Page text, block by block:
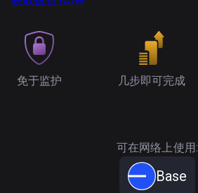
免于监护 几步即可完成
可在网络上使用:
Base